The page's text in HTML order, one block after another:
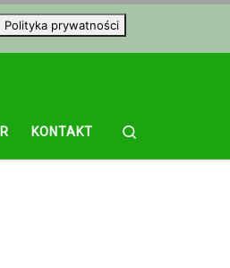
KONTAKT
Polityka prywatności